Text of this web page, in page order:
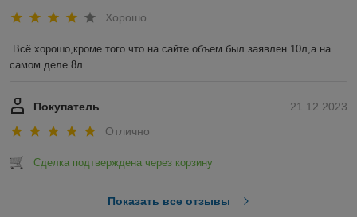
Хорошо
Всё хорошо,кроме того что на сайте объем был заявлен 10л,а на
самом деле 8л.
21.12.2023
Покупатель
Отлично
Сделка подтверждена через корзину
Показать все отзывы